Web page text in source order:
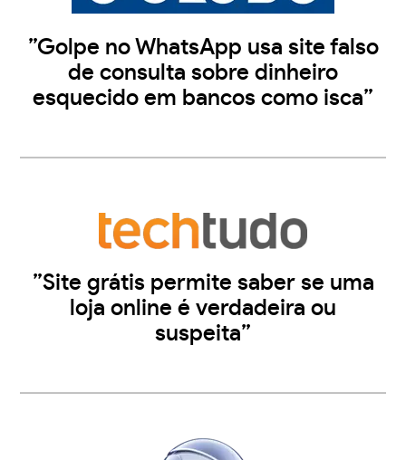
”Golpe no WhatsApp usa site falso
de consulta sobre dinheiro
esquecido em bancos como isca”
”Site grátis permite saber se uma
loja online é verdadeira ou
suspeita”